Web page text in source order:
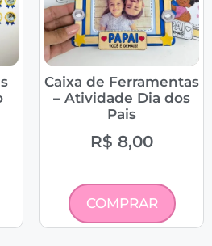
Caixa de Ferramentas
– Atividade Dia dos
Pais
R$ 8,00
COMPRAR